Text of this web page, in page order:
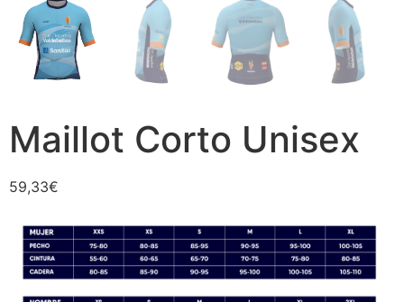
Maillot Corto Unisex
59,33€